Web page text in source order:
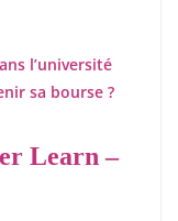
l’université
sa bourse ?
Learn –